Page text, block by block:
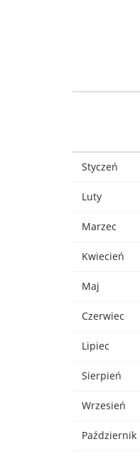
Styczeń
Luty
Marzec
Kwiecień
Maj
Czerwiec
Lipiec
Sierpień
Wrzesień
Październik